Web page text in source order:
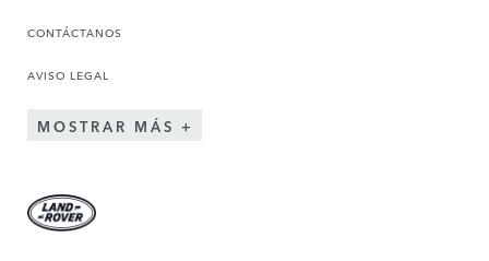
CONTÁCTANOS
AVISO LEGAL
MOSTRAR MÁS